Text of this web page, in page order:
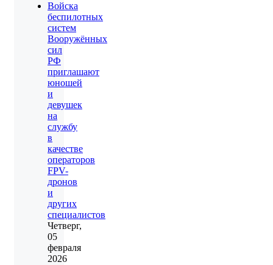
Войска
беспилотных
систем
Вооружённых
сил
РФ
приглашают
юношей
и
девушек
на
службу
в
качестве
операторов
FPV-
дронов
и
других
специалистов
Четверг,
05
февраля
2026